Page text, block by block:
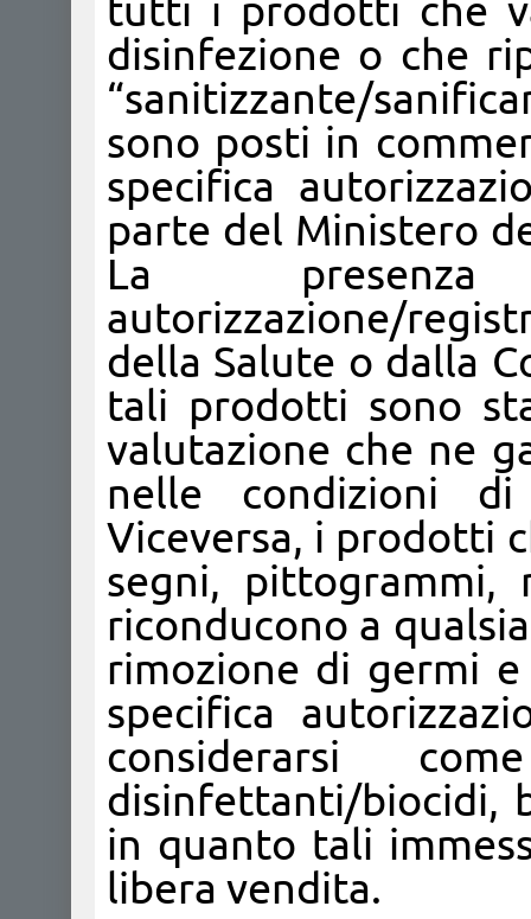
tutti i prodotti che
disinfezione o che
“sanitizzante/
sono posti in
specifica
parte del Ministero
La
autorizzazione/
della Salute o dalla
tali prodotti sono
valutazione che ne
nelle condizioni
Viceversa, i prodotti
segni,
riconducono a
rimozione di germi e
specifica
considerarsi
disinfettanti/biocidi,
in quanto tali
libera vendita.